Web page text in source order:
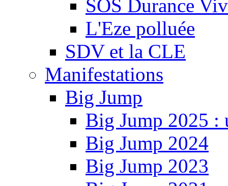
SOS Durance
L'Eze polluée
SDV et la CLE
Manifestations
Big Jump
Big Jump 2025 :
Big Jump 2024
Big Jump 2023